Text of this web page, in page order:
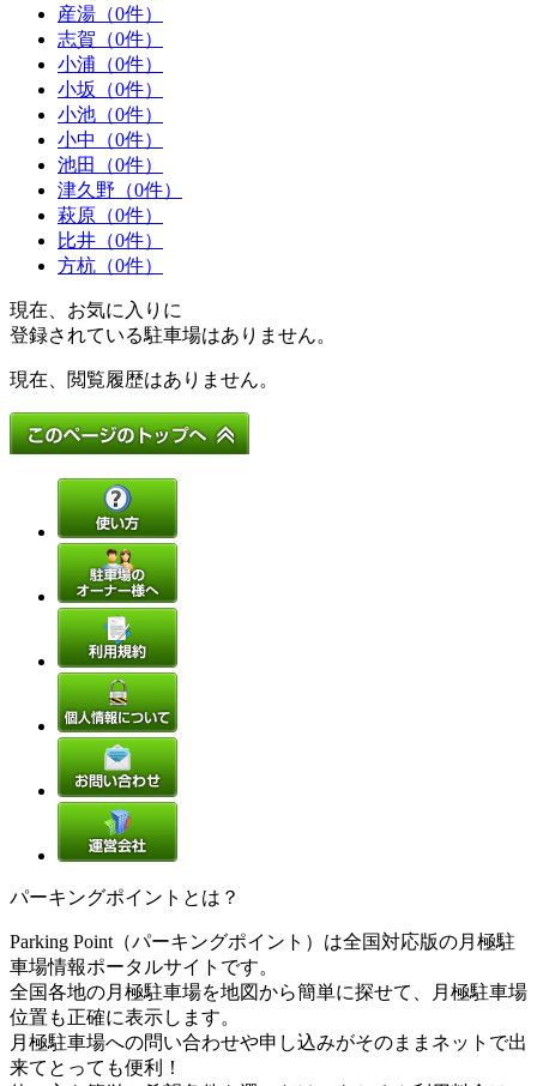
産湯（0件）
志賀（0件）
小浦（0件）
小坂（0件）
小池（0件）
小中（0件）
池田（0件）
津久野（0件）
萩原（0件）
比井（0件）
方杭（0件）
現在、お気に入りに
登録されている駐車場はありません。
現在、閲覧履歴はありません。
パーキングポイントとは？
Parking Point（パーキングポイント）は全国対応版の月極駐
車場情報ポータルサイトです。
全国各地の月極駐車場を地図から簡単に探せて、月極駐車場
位置も正確に表示します。
月極駐車場への問い合わせや申し込みがそのままネットで出
来てとっても便利！